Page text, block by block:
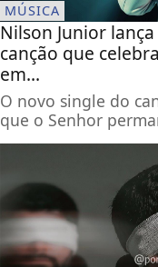
MÚSICA
Nilson Junior
canção que
em...
O novo single do
que o Senhor